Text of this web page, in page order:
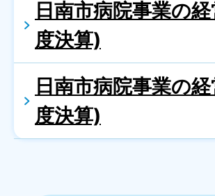
日南市病院事業の
度決算)
日南市病院事業の
度決算)